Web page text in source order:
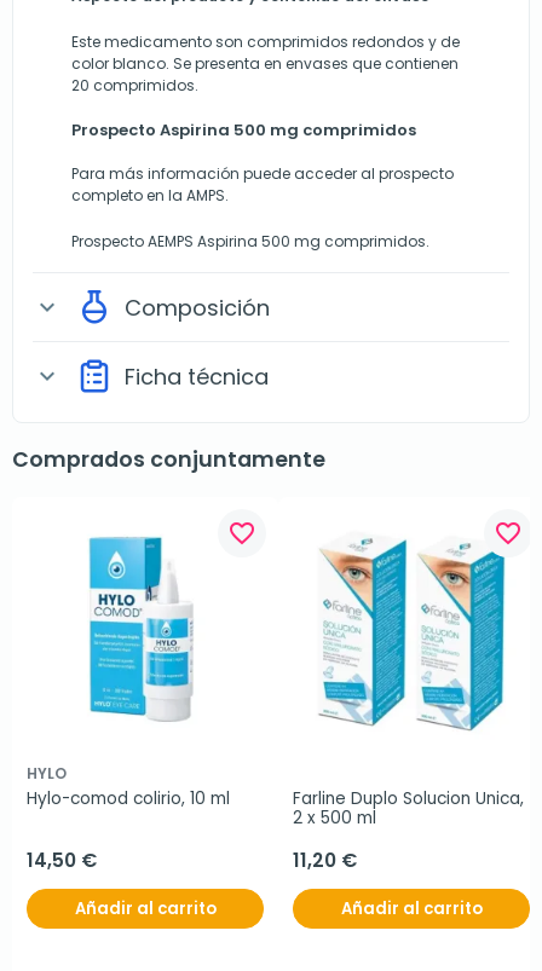
Este medicamento son comprimidos redondos y de
color blanco. Se presenta en envases que contienen
20 comprimidos.
Prospecto Aspirina 500 mg comprimidos
Para más información puede acceder al prospecto
completo en la AMPS.
Prospecto AEMPS Aspirina 500 mg comprimidos.
expand_more Composición
expand_more Ficha técnica
Comprados conjuntamente
favorite_border
HYLO
Hylo-comod colirio, 10 ml
14,50 €
Añadir al carrito
favorite_border
Farline Duplo Solucion Unica,
2 x 500 ml
11,20 €
Añadir al carrito